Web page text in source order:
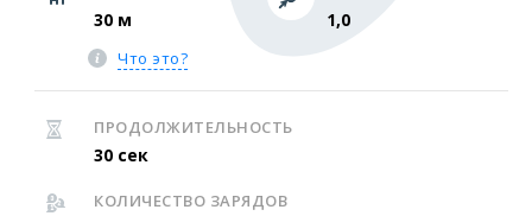
30 м 1,0
Что это?
ПРОДОЛЖИТЕЛЬНОСТЬ
30 сек
КОЛИЧЕСТВО ЗАРЯДОВ